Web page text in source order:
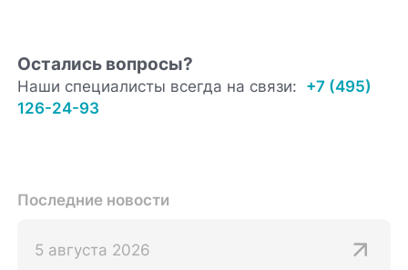
Остались вопросы?
Наши специалисты всегда на связи: +7 (495)
126-24-93
Последние новости
5 августа 2026